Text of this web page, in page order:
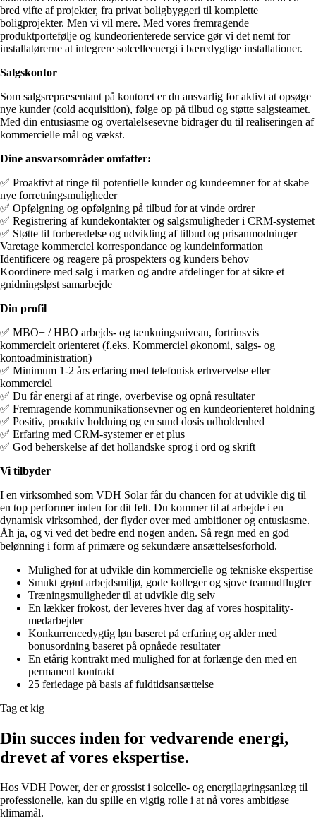
bred vifte af projekter, fra privat boligbyggeri til komplette
boligprojekter. Men vi vil mere. Med vores fremragende
produktportefølje og kundeorienterede service gør vi det nemt for
installatørerne at integrere solcelleenergi i bæredygtige installationer.
Salgskontor
Som salgsrepræsentant på kontoret er du ansvarlig for aktivt at opsøge
nye kunder (cold acquisition), følge op på tilbud og støtte salgsteamet.
Med din entusiasme og overtalelsesevne bidrager du til realiseringen af
kommercielle mål og vækst.
Dine ansvarsområder omfatter:
✅ Proaktivt at ringe til potentielle kunder og kundeemner for at skabe
nye forretningsmuligheder
✅ Opfølgning og opfølgning på tilbud for at vinde ordrer
✅ Registrering af kundekontakter og salgsmuligheder i CRM-systemet
✅ Støtte til forberedelse og udvikling af tilbud og prisanmodninger
Varetage kommerciel korrespondance og kundeinformation
Identificere og reagere på prospekters og kunders behov
Koordinere med salg i marken og andre afdelinger for at sikre et
gnidningsløst samarbejde
Din profil
✅ MBO+ / HBO arbejds- og tænkningsniveau, fortrinsvis
kommercielt orienteret (f.eks. Kommerciel økonomi, salgs- og
kontoadministration)
✅ Minimum 1-2 års erfaring med telefonisk erhvervelse eller
kommerciel
✅ Du får energi af at ringe, overbevise og opnå resultater
✅ Fremragende kommunikationsevner og en kundeorienteret holdning
✅ Positiv, proaktiv holdning og en sund dosis udholdenhed
✅ Erfaring med CRM-systemer er et plus
✅ God beherskelse af det hollandske sprog i ord og skrift
Vi tilbyder
I en virksomhed som VDH Solar får du chancen for at udvikle dig til
en top performer inden for dit felt. Du kommer til at arbejde i en
dynamisk virksomhed, der flyder over med ambitioner og entusiasme.
Åh ja, og vi ved det bedre end nogen anden. Så regn med en god
belønning i form af primære og sekundære ansættelsesforhold.
Mulighed for at udvikle din kommercielle og tekniske ekspertise
Smukt grønt arbejdsmiljø, gode kolleger og sjove teamudflugter
Træningsmuligheder til at udvikle dig selv
En lækker frokost, der leveres hver dag af vores hospitality-
medarbejder
Konkurrencedygtig løn baseret på erfaring og alder med
bonusordning baseret på opnåede resultater
En etårig kontrakt med mulighed for at forlænge den med en
permanent kontrakt
25 feriedage på basis affuldtidsansættelse
Tag et kig
Din succes inden for vedvarende energi,
drevet af vores ekspertise.
Hos VDH Power, der er grossist i solcelle- og energilagringsanlæg til
professionelle, kan du spille en vigtig rolle i at nå vores ambitiøse
klimamål.